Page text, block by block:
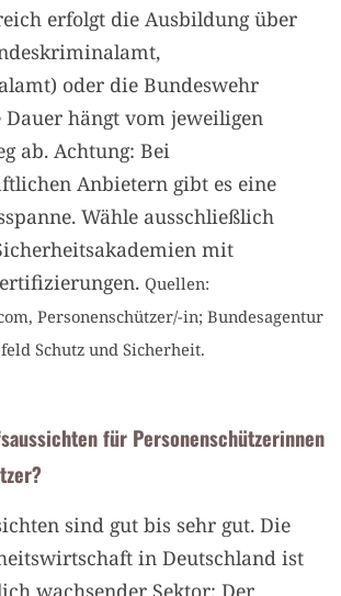
erfolgt die Ausbildung über
oder die Bundeswehr
Dauer hängt vom jeweiligen
ab. Achtung: Bei
Anbietern gibt es eine
Wähle ausschließlich
mit
Quellen:
Personenschützer/-in; Bundesagentur
Schutz und Sicherheit.
für Personenschützerinnen
sind gut bis sehr gut. Die
in Deutschland ist
wachsender Sektor: Der